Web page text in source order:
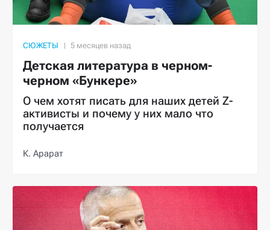
СЮЖЕТЫ
Детская литература в черном-
черном «Бункере»
О чем хотят писать для наших детей Z-
активисты и почему у них мало что
получается
К. Арарат